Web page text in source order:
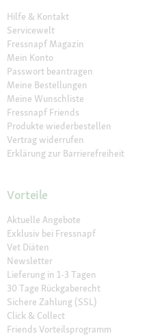
Hilfe & Kontakt
Servicewelt
Fressnapf Magazin
Mein Konto
Passwort beantragen
Meine Bestellungen
Meine Wunschliste
Fressnapf Friends
Produkte wiederbestellen
Vertrag widerrufen
Erklärung zur Barrierefreiheit
Vorteile
Aktuelle Angebote
Exklusiv bei Fressnapf
Vet Diäten
Newsletter
Lieferung in 1-3 Tagen
30 Tage Rückgaberecht
Sichere Zahlung (SSL)
Click & Collect
Friends Vorteilsprogramm